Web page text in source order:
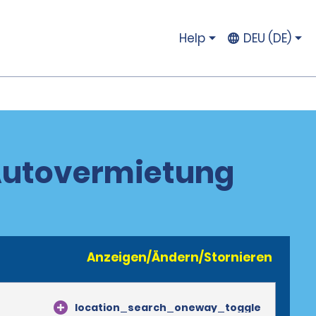
Help DEU (DE)
Anzeigen/Ändern/Stornieren
location_search_oneway_toggle